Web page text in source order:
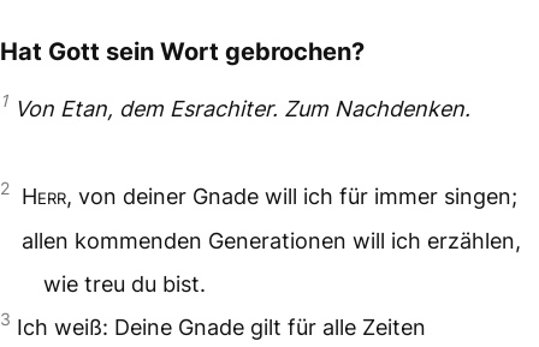
Hat Gott sein Wort gebrochen?
1 Von Etan, dem Esrachiter. Zum Nachdenken.
2 Herr, von deiner Gnade will ich für immer singen;
allen kommenden Generationen will ich erzählen,
wie treu du bist.
3 Ich weiß: Deine Gnade gilt für alle Zeiten